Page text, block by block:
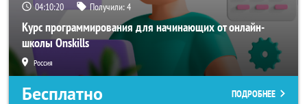
04:10:19 Получили:4
Курс программирования для начинающих от онлайн-
школы Onskills
Россия
Бесплатно ПОДРОБНЕЕ